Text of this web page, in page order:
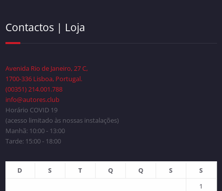
Contactos | Loja
Avenida Rio de Janeiro, 27 C,
1700-336 Lisboa, Portugal.
(00351) 214.001.788
info@autores.club
Horário COVID 19
(acesso limitado às nossas instalações)
Manhã: 10:00 - 13:00
Tarde: 15:00 - 18:00
D S T Q Q S
S
1